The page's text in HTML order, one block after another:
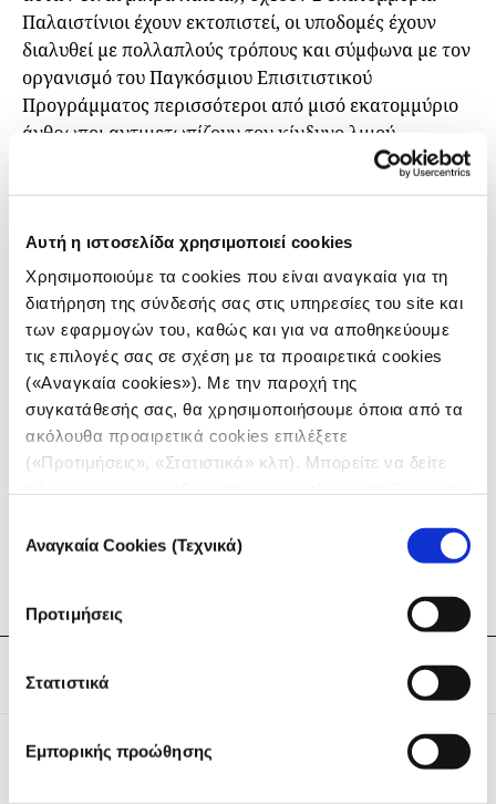
Αυτή η ιστοσελίδα χρησιμοποιεί cookies
Χρησιμοποιούμε τα cookies που είναι αναγκαία για τη
διατήρηση της σύνδεσής σας στις υπηρεσίες του site και
των εφαρμογών του, καθώς και για να αποθηκεύουμε
τις επιλογές σας σε σχέση με τα προαιρετικά cookies
(«Αναγκαία cookies»). Με την παροχή της
συγκατάθεσής σας, θα χρησιμοποιήσουμε όποια από τα
ακόλουθα προαιρετικά cookies επιλέξετε
(«Προτιμήσεις», «Στατιστικά» κλπ). Μπορείτε να δείτε
συγκατάθεσης
Αναγκαία Cookies (Τεχνικά)
Προτιμήσεις
Στατιστικά
Εμπορικής προώθησης
Παλαιστίνιοι έχουν εκτοπιστεί, οι υποδομές έχουν
διαλυθεί με πολλαπλούς τρόπους και σύμφωνα με τον
οργανισμό του Παγκόσμιου Επισιτιστικού
Προγράμματος περισσότεροι από μισό εκατομμύριο
άνθρωποι αντιμετωπίζουν τον κίνδυνο λιμού
τουλάχιστον για τους επόμενους έξι μήνες, όποια κι
Ο Πέτρος Παπακωνσταντίνου, δημοσιογράφος της
αναλυτές στο διεθνές ρεπορτάζ (και ειδικότερα στη
Μέση Ανατολή). Ακούστε τον καθώς παρέχει
χρήσιμες πληροφορίες για τα σενάρια λήξης του
πολέμου, την πιθανότητα κλιμάκωσης σε
περιφερειακό πόλεμο στη Μέση Ανατολή, την αλλαγή
της στάσης της Δύσης (και των ΗΠΑ ειδικότερα), την
κάλυψη του πολέμου και τον απολογισμό των νεκρών
ΑΚΟΥΣΤΕ ΤΟ PODCAST ΣΤΟ IMEDD.ORG
Tags:Podcast